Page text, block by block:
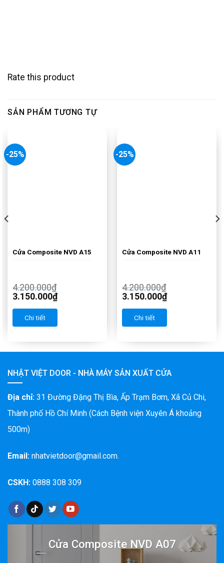
Rate this product
SẢN PHẨM TƯƠNG TỰ
-25%
Cửa Composite NVD A15
4.200.000₫
3.150.000₫
Chi tiết
-25%
Cửa Composite NVD A11
4.200.000₫
3.150.000₫
Chi tiết
NHẬT VIỆT DOOR - NHÀ MÁY SẢN XUẤT CỬA
Địa chỉ: 31 Đường Đặng Thị Bìa, Ấp Trạm Bơm, Xã Củ Chi,
Thành phố Hồ Chí Minh (Cách Bệnh viện Xuyên Á khoảng
500m)
Email: nhatvietdoor@gmail.com.
CSKH: 0888 308 309
Cửa Composite NVD A07